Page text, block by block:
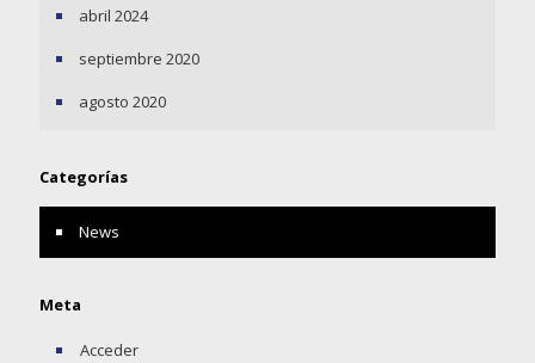
abril 2024
septiembre 2020
agosto 2020
Categorías
News
Meta
Acceder